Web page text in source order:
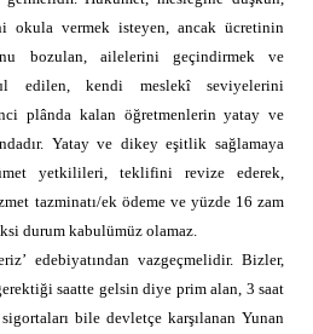
vermek isteyen, ancak ücretinin
bozulan, ailelerini geçindirmek ve
edilen, kendi meslekî seviyelerini
plânda kalan öğretmenlerin yatay ve
Yatay ve dikey eşitlik sağlamaya
yetkilileri, teklifini revize ederek,
tazminatı/ek ödeme ve yüzde 16 zam
durum kabulümüz olamaz.
edebiyatından vazgeçmelidir. Bizler,
saatte gelsin diye prim alan, 3 saat
bile devletçe karşılanan Yunan